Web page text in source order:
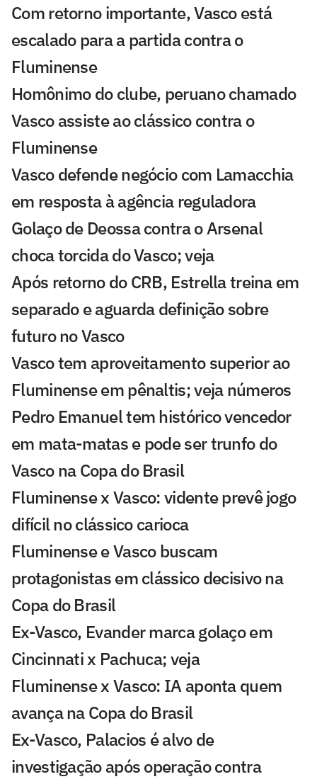
Com retorno importante, Vasco está
escalado para a partida contra o
Fluminense
Homônimo do clube, peruano chamado
Vasco assiste ao clássico contra o
Fluminense
Vasco defende negócio com Lamacchia
em resposta à agência reguladora
Golaço de Deossa contra o Arsenal
choca torcida do Vasco; veja
Após retorno do CRB, Estrella treina em
separado e aguarda definição sobre
futuro no Vasco
Vasco tem aproveitamento superior ao
Fluminense em pênaltis; veja números
Pedro Emanuel tem histórico vencedor
em mata-matas e pode ser trunfo do
Vasco na Copa do Brasil
Fluminense x Vasco: vidente prevê jogo
difícil no clássico carioca
Fluminense e Vasco buscam
protagonistas em clássico decisivo na
Copa do Brasil
Ex-Vasco, Evander marca golaço em
Cincinnati x Pachuca; veja
Fluminense x Vasco: IA aponta quem
avança na Copa do Brasil
Ex-Vasco, Palacios é alvo de
investigação após operação contra